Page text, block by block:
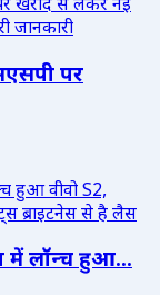
पर
में लॉन्च हुआ...